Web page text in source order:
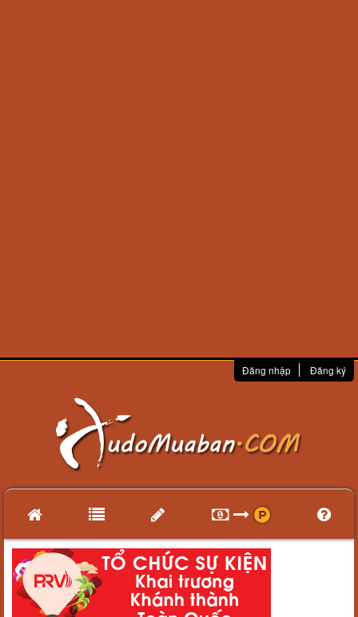
Đăng nhập Đăng ký